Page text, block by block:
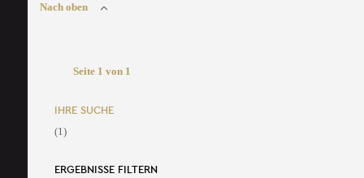
Nach oben
Seite 1 von 1
IHRE SUCHE
(1)
ERGEBNISSE FILTERN